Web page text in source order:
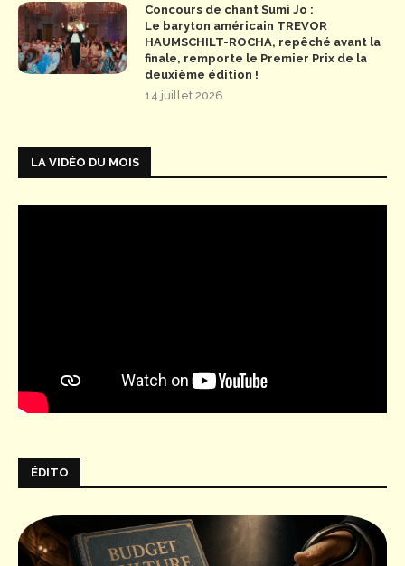
Concours de chant Sumi Jo :
Le baryton américain TREVOR
HAUMSCHILT-ROCHA, repêché avant la
finale, remporte le Premier Prix de la
deuxième édition !
14 juillet 2026
LA VIDÉO DU MOIS
ÉDITO